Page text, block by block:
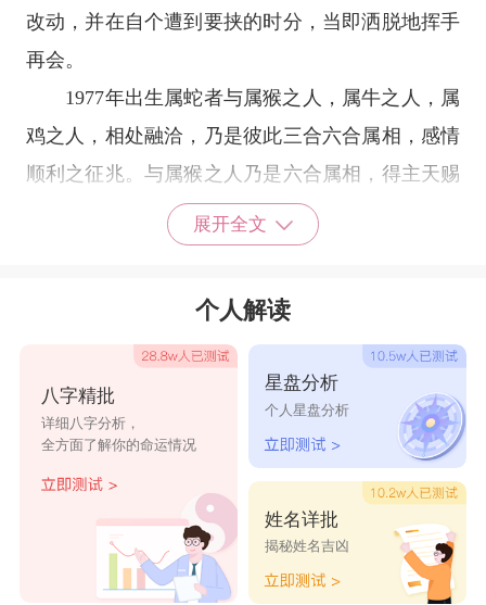
改动，并在自个遭到要挟的时分，当即洒脱地挥手
再会。
1977年出生属蛇者与属猴之人，属牛之人，属
鸡之人，相处融洽，乃是彼此三合六合属相，感情
顺利之征兆。与属猴之人乃是六合属相，得主天赐
良缘，两人之情感一见钟情之表现，感情长久，生
活顺遂，两人之相处，可相互包容，则得生活美满
展开全文
个人解读
八字精批
详细八字分析，
全方面了解你的命运情况
星盘分析
个人星盘分析
姓名详批
揭秘姓名吉凶